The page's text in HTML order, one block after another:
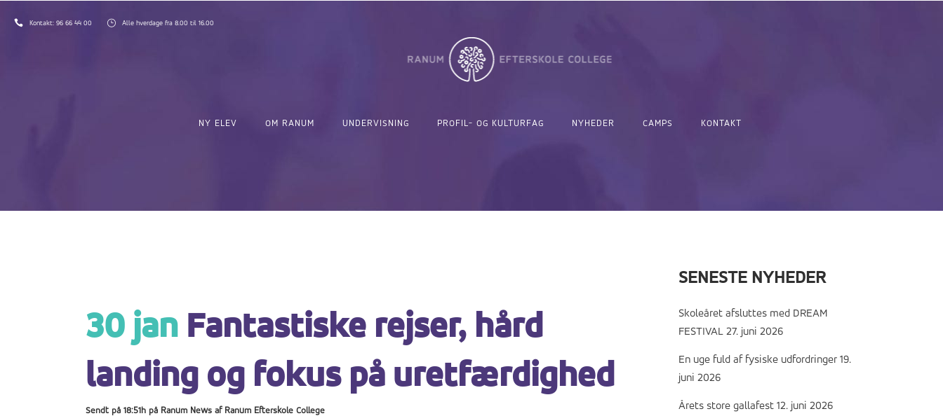
Kontakt:96 66 44 00 Alle hverdage fra 8.00 til 16.00
NY ELEV OM RANUM UNDERVISNING PROFIL- OG KULTURFAG NYHEDER CAMPS KONTAKT
30 jan Fantastiske rejser, hård
landing og fokus på uretfærdighed
Sendt på 18:51h på Ranum News af Ranum Efterskole College
SENESTE NYHEDER
Skoleåret afsluttes med DREAM
FESTIVAL 27. juni 2026
En uge fuld af fysiske udfordringer 19.
juni 2026
Årets store gallafest 12. juni 2026